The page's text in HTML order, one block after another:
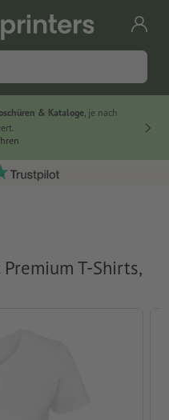
& Kataloge, je nach
T-Shirts,